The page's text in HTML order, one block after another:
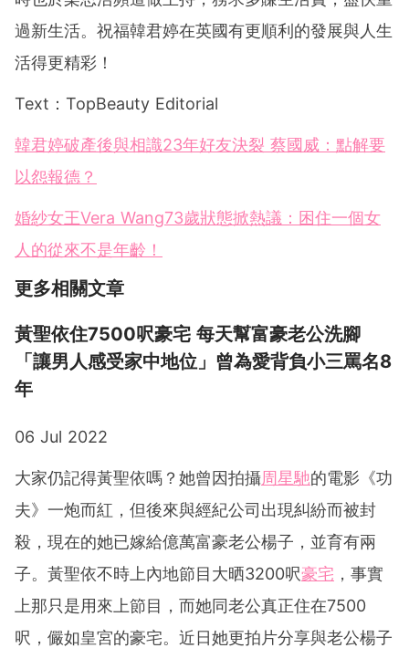
過新生活。祝福韓君婷在英國有更順利的發展與人生
活得更精彩！
Text：TopBeauty Editorial
韓君婷破產後與相識23年好友決裂 蔡國威：點解要
以怨報德？
婚紗女王Vera Wang73歲狀態掀熱議：困住一個女
人的從來不是年齡！
更多相關文章
黃聖依住7500呎豪宅 每天幫富豪老公洗腳
「讓男人感受家中地位」曾為愛背負小三罵名8
年
06 Jul 2022
大家仍記得黃聖依嗎？她曾因拍攝周星馳的電影《功
夫》一炮而紅，但後來與經紀公司出現糾紛而被封
殺，現在的她已嫁給億萬富豪老公楊子，並育有兩
子。黃聖依不時上內地節目大晒3200呎豪宅 ，事實
上那只是用來上節目，而她同老公真正住在7500
呎，儼如皇宮的豪宅。近日她更拍片分享與老公楊子